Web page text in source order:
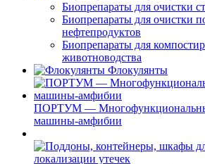
Биопрепараты для очистки
Биопрепараты для очистки
нефтепродуктов
Биопрепараты для
животноводства
Флокулянты
ПОРТУМ —
машины-амфибии